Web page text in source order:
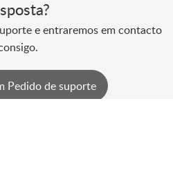
e entraremos em contacto
Pedido de suporte